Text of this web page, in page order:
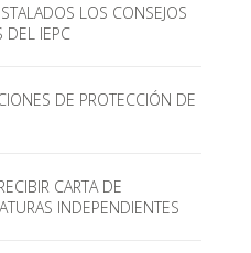
LOS CONSEJOS
DEL IEPC
DE PROTECCIÓN DE
CARTA DE
INDEPENDIENTES